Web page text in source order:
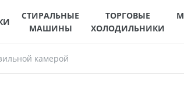
СТИРАЛЬНЫЕ
МАШИНЫ
ТОРГОВЫЕ
ХОЛОДИЛЬНИКИ
камерой